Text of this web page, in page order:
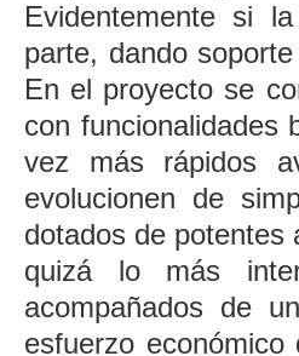
Evidentemente si
parte, dando
En el proyecto se
con funcionalidades
vez más rápidos
evolucionen de
dotados de potentes
quizá lo más
acompañados de
esfuerzo